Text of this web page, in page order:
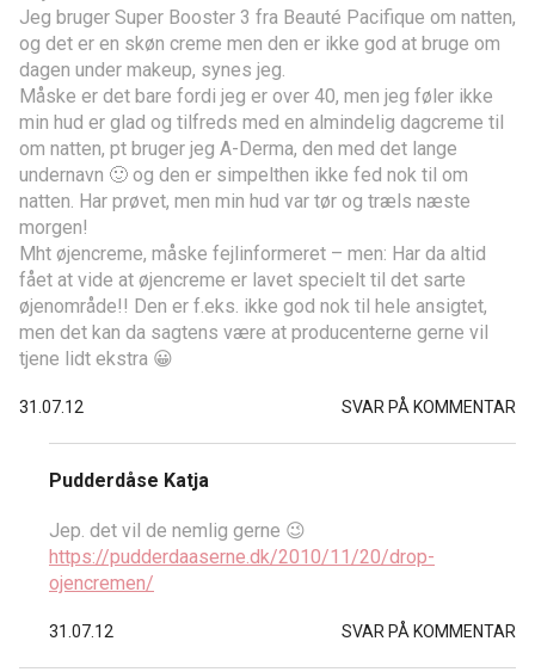
Jeg bruger Super Booster 3 fra Beauté Pacifique om natten,
og det er en skøn creme men den er ikke god at bruge om
dagen under makeup, synes jeg.
Måske er det bare fordi jeg er over 40, men jeg føler ikke
min hud er glad og tilfreds med en almindelig dagcreme til
om natten, pt bruger jeg A-Derma, den med det lange
undernavn 🙂 og den er simpelthen ikke fed nok til om
natten. Har prøvet, men min hud var tør og træls næste
morgen!
Mht øjencreme, måske fejlinformeret – men: Har da altid
fået at vide at øjencreme er lavet specielt til det sarte
øjenområde!! Den er f.eks. ikke god nok til hele ansigtet,
men det kan da sagtens være at producenterne gerne vil
tjene lidt ekstra 😀
31.07.12 SVAR PÅ KOMMENTAR
Pudderdåse Katja
Jep. det vil de nemlig gerne 😉
https://pudderdaaserne.dk/2010/11/20/drop-
ojencremen/
31.07.12 SVAR PÅ KOMMENTAR